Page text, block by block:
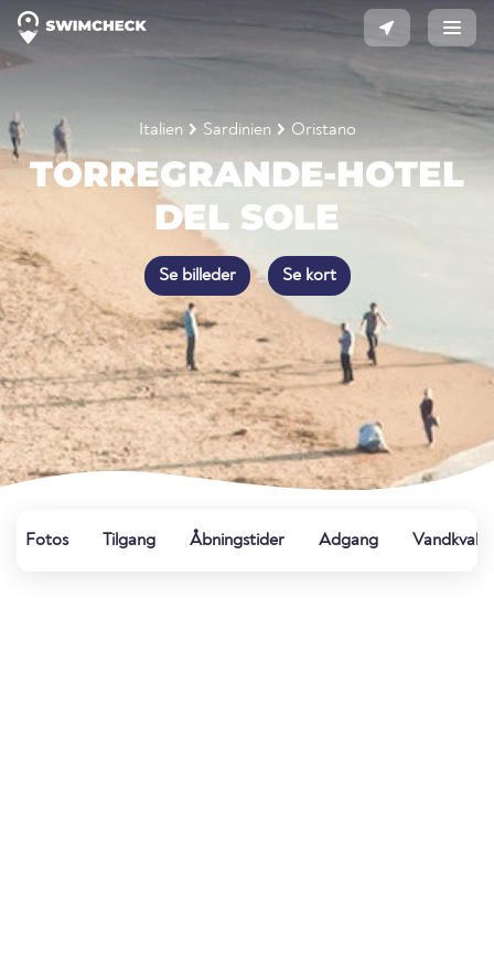
Italien Sardinien Oristano
TORREGRANDE-HOTEL
DEL SOLE
Se billeder Se kort
Fotos Tilgang Åbningstider Adgang